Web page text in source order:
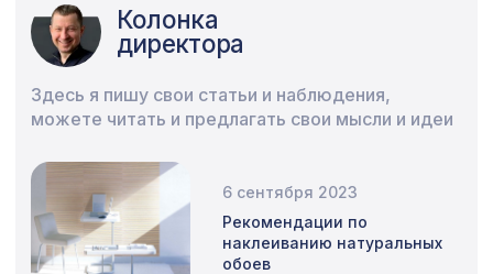
Перфорированные панели
Плинтусы
Распродажа
Сопутствующие товары
Цветной багет
Экополимер
Колонка
директора
Здесь я пишу свои статьи и наблюдения,
можете читать и предлагать свои мысли и идеи
6 сентября 2023
Рекомендации по
наклеиванию натуральных
обоев